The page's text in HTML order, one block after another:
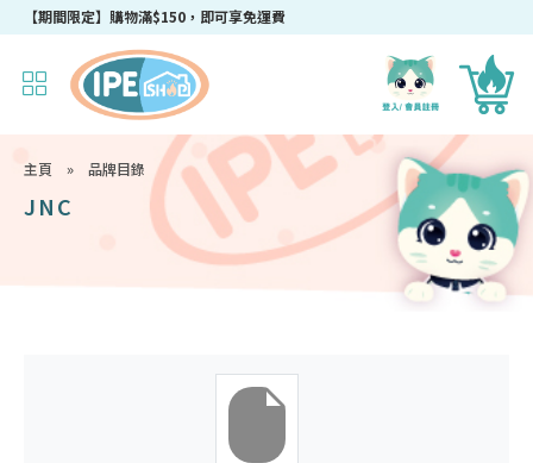
【期間限定】購物滿$150，即可享免運費
成為IPEshop會員，新會員即可獲得迎新$50購物優惠碼！
主頁 » 品牌目錄
JNC